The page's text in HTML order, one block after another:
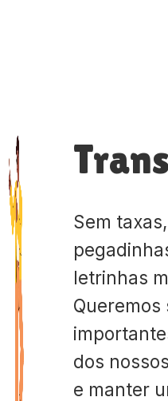
Sem taxas,
letrinhas
Queremos
dos
e manter